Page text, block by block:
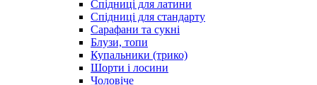
Спідниці для латини
Спідниці для стандарту
Сарафани та сукні
Блузи, топи
Купальники (трико)
Шорти і лосини
Чоловіче